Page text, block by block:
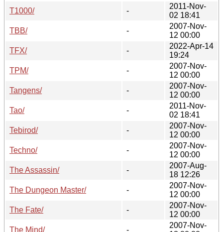
T1000/
-
2011-Nov-
02 18:41
TBB/
-
2007-Nov-
12 00:00
TFX/
-
2022-Apr-14
19:24
TPM/
-
2007-Nov-
12 00:00
Tangens/
-
2007-Nov-
12 00:00
Tao/
-
2011-Nov-
02 18:41
Tebirod/
-
2007-Nov-
12 00:00
Techno/
-
2007-Nov-
12 00:00
The Assassin/
-
2007-Aug-
18 12:26
The Dungeon Master/
-
2007-Nov-
12 00:00
The Fate/
-
2007-Nov-
12 00:00
The Mind/
-
2007-Nov-